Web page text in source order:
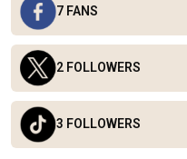
7 FANS
2 FOLLOWERS
3 FOLLOWERS